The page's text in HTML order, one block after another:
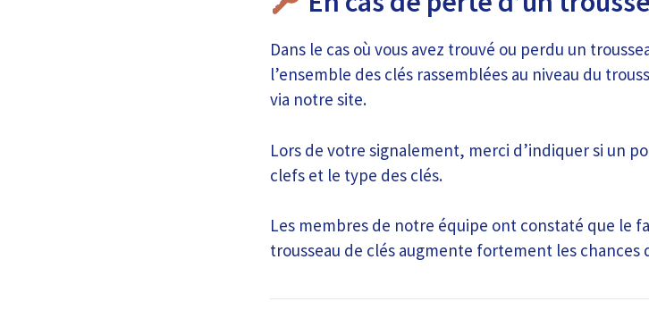
Dans le cas où vous avez trouvé ou perdu un
l’ensemble des clés rassemblées au niveau du
via notre site.
Lors de votre signalement, merci d’indiquer si un
clefs et le type des clés.
Les membres de notre équipe ont constaté que le
trousseau de clés augmente fortement les